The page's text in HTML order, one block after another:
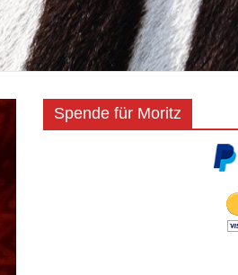
Spende für Moritz